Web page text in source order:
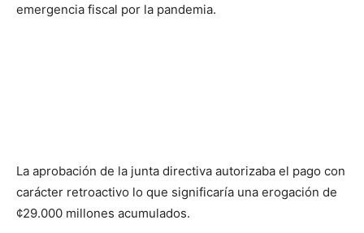
emergencia fiscal por la pandemia.
La aprobación de la junta directiva autorizaba el pago con
carácter retroactivo lo que significaría una erogación de
¢29.000 millones acumulados.